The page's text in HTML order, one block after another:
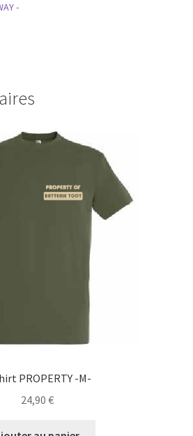
-
PROPERTY -M-
24,90 €